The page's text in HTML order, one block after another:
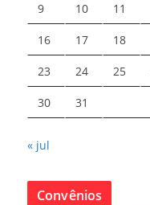
9 10 11
16 17 18
23 24 25
30 31
« jul
Convênios